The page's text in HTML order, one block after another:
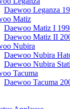
Daewoo Leganza
Matiz
Daewoo Matiz I
Daewoo Matiz II
Nubira
Daewoo Nubira
Daewoo Nubira
Tacuma
Daewoo Tacuma